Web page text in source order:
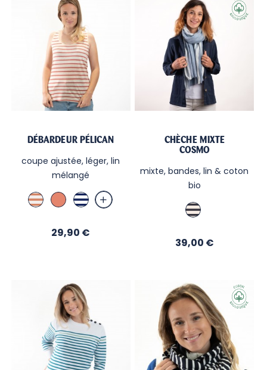
DÉBARDEUR PÉLICAN
coupe ajustée, léger, lin
mélangé
Lin
Terra
Terra
Cotta
Blanc
/
Prix
29,90 €
CHÈCHE MIXTE
COSMO
mixte, bandes, lin & coton
bio
Écru/Marine
Prix
39,00 €